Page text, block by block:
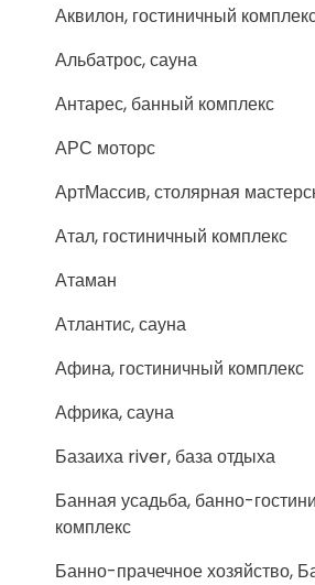
Аквилон, гостиничный
Альбатрос, сауна
Антарес, банный комплекс
АРС моторс
АртМассив, столярная
Атал, гостиничный комплекс
Атаман
Атлантис, сауна
Афина, гостиничный комплекс
Африка, сауна
Базаиха river, база отдыха
Банная усадьба, банно-
комплекс
Банно-прачечное хозяйство,